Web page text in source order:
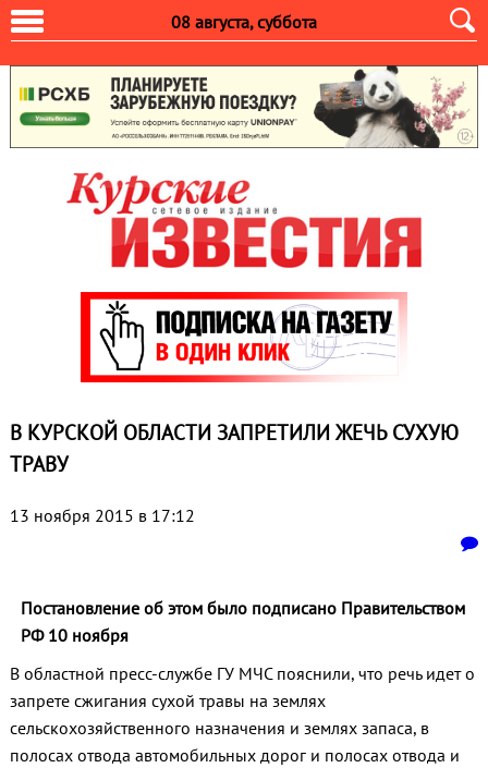
08 августа, суббота
В КУРСКОЙ ОБЛАСТИ ЗАПРЕТИЛИ ЖЕЧЬ СУХУЮ
ТРАВУ
13 ноября 2015 в 17:12
Постановление об этом было подписано Правительством
РФ 10 ноября
В областной пресс-службе ГУ МЧС пояснили, что речь идет о
запрете сжигания сухой травы на землях
сельскохозяйственного назначения и землях запаса, в
полосах отвода автомобильных дорог и полосах отвода и